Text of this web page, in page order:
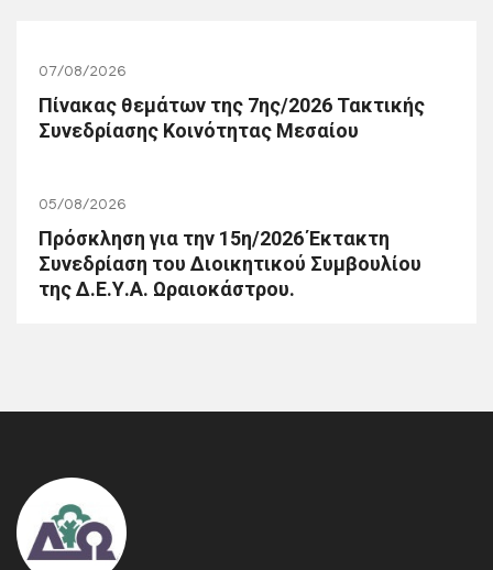
07/08/2026
Πίνακας θεμάτων της 7ης/2026 Τακτικής
Συνεδρίασης Κοινότητας Μεσαίου
05/08/2026
Πρόσκληση για την 15η/2026 Έκτακτη
Συνεδρίαση του Διοικητικού Συμβουλίου
της Δ.Ε.Υ.Α. Ωραιοκάστρου.